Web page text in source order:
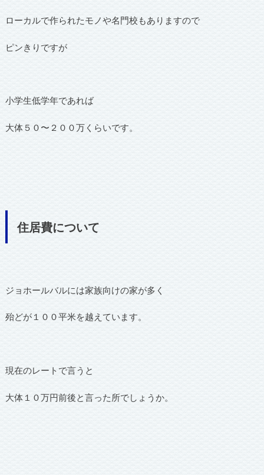
ローカルで作られたモノや名門校もありますので
ピンきりですが
小学生低学年であれば
大体５０〜２００万くらいです。
住居費について
ジョホールバルには家族向けの家が多く
殆どが１００平米を越えています。
現在のレートで言うと
大体１０万円前後と言った所でしょうか。